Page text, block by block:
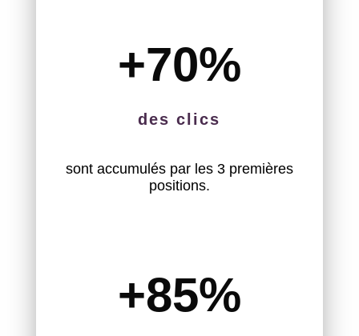
+70%
des clics
sont accumulés par les 3 premières
positions.
+85%